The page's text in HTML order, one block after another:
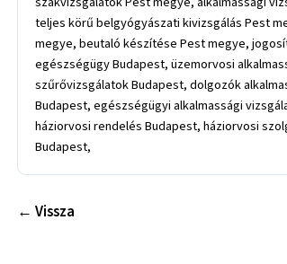
teljes körű belgyógyászati kivizsgálás Pest
megye, beutaló készítése Pest megye,
egészségügy Budapest, üzemorvosi
szűrővizsgálatok Budapest, dolgozók
Budapest, egészségügyi alkalmassági
háziorvosi rendelés Budapest, háziorvosi
Budapest,
← Vissza